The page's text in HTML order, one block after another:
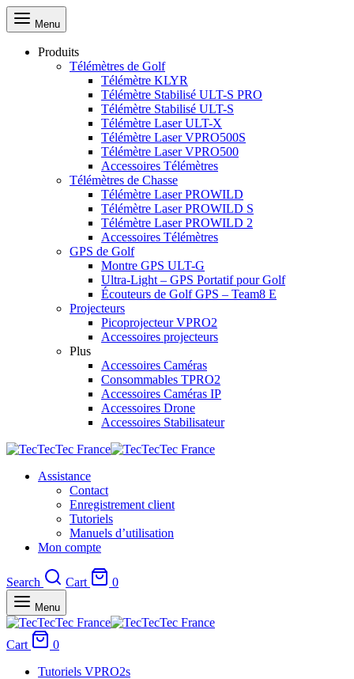
Menu
Produits
Télémètres de Golf
Télémètre KLYR
Télémètre Stabilisé ULT-S PRO
Télémètre Stabilisé ULT-S
Télémètre Laser ULT-X
Télémètre Laser VPRO500S
Télémètre Laser VPRO500
Accessoires Télémètres
Télémètres de Chasse
Télémètre Laser PROWILD
Télémètre Laser PROWILD S
Télémètre Laser PROWILD 2
Accessoires Télémètres
GPS de Golf
Montre GPS ULT-G
Ultra-Light – GPS Portatif pour Golf
Écouteurs de Golf GPS – Team8 E
Projecteurs
Picoprojecteur VPRO2
Accessoires projecteurs
Plus
Accessoires Caméras
Consommables TPRO2
Accessoires Caméras IP
Accessoires Drone
Accessoires Stabilisateur
Assistance
Contact
Enregistrement client
Tutoriels
Manuels d’utilisation
Mon compte
Search Cart 0
Menu
Cart
0
Tutoriels VPRO2s